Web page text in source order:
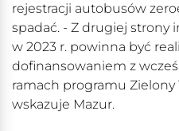
rejestracji autobusów
spadać. - Z drugiej strony
w 2023 r. powinna być
dofinansowaniem z
ramach programu Zielony
wskazuje Mazur.